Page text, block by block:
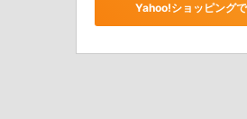
Yahoo!ショッピング